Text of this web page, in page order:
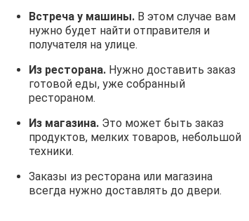
Встреча у машины. В этом случае вам
нужно будет найти отправителя и
получателя на улице.
Из ресторана. Нужно доставить заказ
готовой еды, уже собранный
рестораном.
Из магазина. Это может быть заказ
продуктов, мелких товаров, небольшой
техники.
Заказы из ресторана или магазина
всегда нужно доставлять до двери.